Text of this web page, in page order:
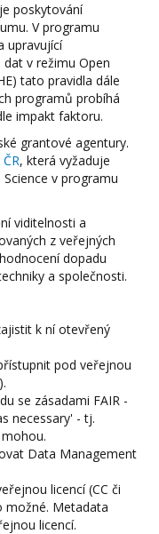
poskytování
V programu
upravující
v režimu Open
tato pravidla dále
programů probíhá
impakt faktoru.
grantové agentury.
, která vyžaduje
v programu
viditelnosti a
z veřejných
dopadu
a společnosti.
k ní otevřený
pod veřejnou
se zásadami FAIR -
necessary' - tj.
Data Management
licencí (CC či
možné. Metadata
licencí.